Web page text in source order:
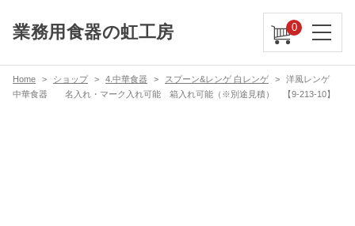
業務用食器の虹工房 0
Home ショップ 4.中華食器 スプーン&レンゲ 白レンゲ
洋風レンゲ
中華食器 名入れ・マーク入れ可能 箱入れ可能（※別途見積） 【9-213-10】